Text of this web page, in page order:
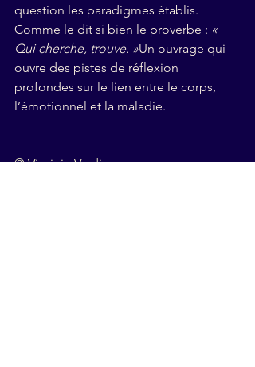
question les paradigmes établis.
Comme le dit si bien le proverbe : «
Qui cherche, trouve. »Un ouvrage qui
ouvre des pistes de réflexion
profondes sur le lien entre le corps,
l’émotionnel et la maladie.
© Virginie Vardjan